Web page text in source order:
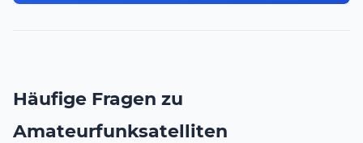
Häufige Fragen zu
Amateurfunksatelliten